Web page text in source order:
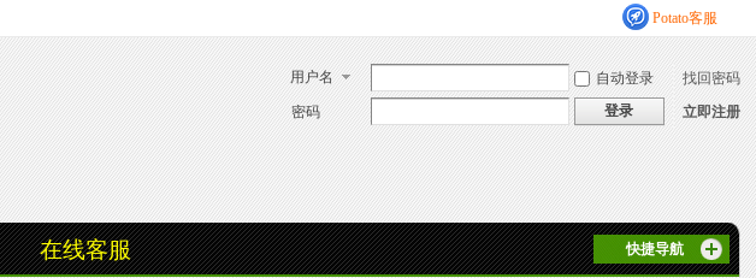
Potato客服
用户名 自动登录
找回密码
密码
登录 立即注册
快捷导航
在线客服